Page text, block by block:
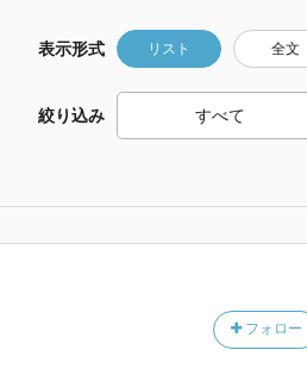
表示形式 リスト 全文
絞り込み
フォロー